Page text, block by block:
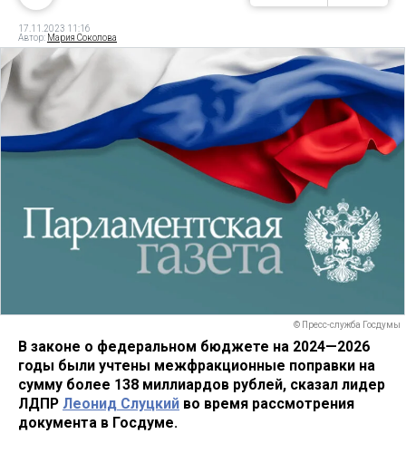
17.11.2023 11:16
Автор: Мария Соколова
© Пресс-служба Госдумы
В законе о федеральном бюджете на 2024—2026
годы были учтены межфракционные поправки на
сумму более 138 миллиардов рублей, сказал лидер
ЛДПР Леонид Слуцкий во время рассмотрения
документа в Госдуме.